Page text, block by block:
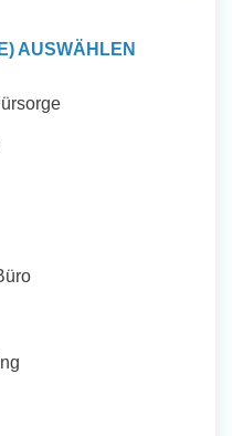
Sammeln
AUSWÄHLEN